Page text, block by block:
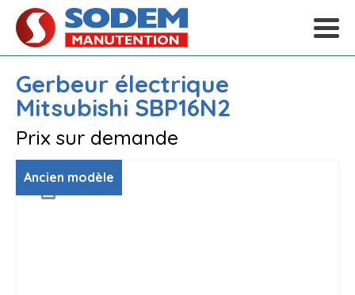
Gerbeur électrique
Mitsubishi SBP16N2
Prix sur demande
Ancien modèle